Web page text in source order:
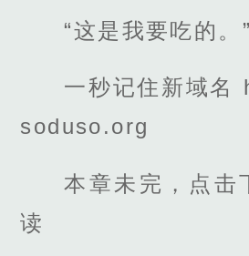
“这是我要吃的。”
一秒记住新域名
soduso.org
本章未完，点击
读